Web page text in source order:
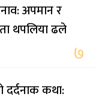
अपमान र
थपलिया ढले
७
कथा: